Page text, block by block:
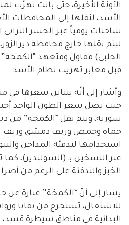
الآونة الأخيرة، حتى باتت تهرّب
الأسد، لنقلها إلى المحافظات
شاحنات يومياً عبر الجسر الترابي
ليتم نقلها خارج محافظة
الحلبي) مقاول ومتعهد
قبل معابر تهريب نظام الأسد.
وأشار إلى أنّه يتباين سعرها
سورية، ويتم نقل “الكمخة” من
حماه وحمص وريف دمشق وريف
استخدامها لتدفئة المداجن
عبر التسخين بـ (الشوليدير)،
الخبز والتدفئة على الرغم من
يشار إلى أنّ “الكمخة” عبارة عن
للاشتعال، تستخرج من بقايا
البدائية في مناطق سيطرة قسد،